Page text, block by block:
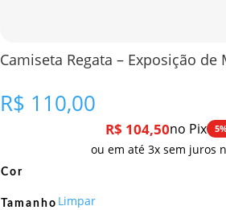
Camiseta Regata – Exposição de
R$ 110,00
R$ 104,50no Pix
ou em até 3x sem juros
Cor
Tamanho Limpar